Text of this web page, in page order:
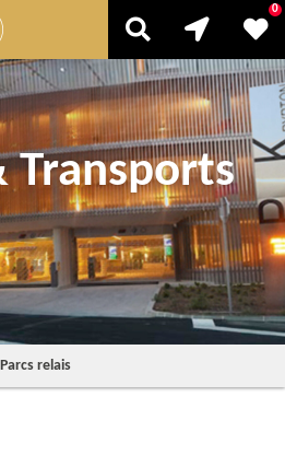
Transports
0
Parcs relais